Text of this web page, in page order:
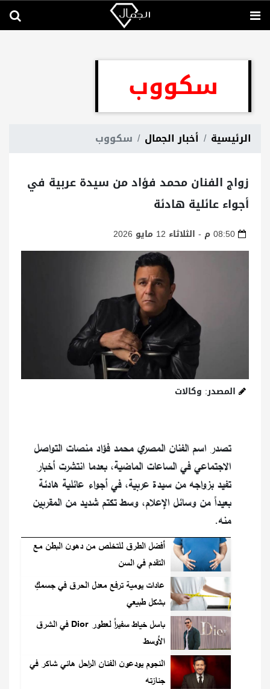
سكووب
الرئيسية أخبار الجمال سكووب
زواج الفنان محمد فؤاد من سيدة عربية في
أجواء عائلية هادئة
المصدر: وكالات
تصدر اسم الفنان المصري محمد فؤاد منصات التواصل
الاجتماعي في الساعات الماضية، بعدما انتشرت أخبار
تفيد بزواجه من سيدة عربية، في أجواء عائلية هادئة
بعيداً من وسائل الإعلام، وسط تكتم شديد من المقربين
منه.
أفضل الطرق للتخلص من دهون البطن مع
التقدم في السن
عادات يومية ترفع معدل الحرق في جسمكِ
بشكل طبيعي
باسل خياط سفيراً لعطور Dior في الشرق
الأوسط
النجوم يودعون الفنان الراحل هاني شاكر في
جنازته